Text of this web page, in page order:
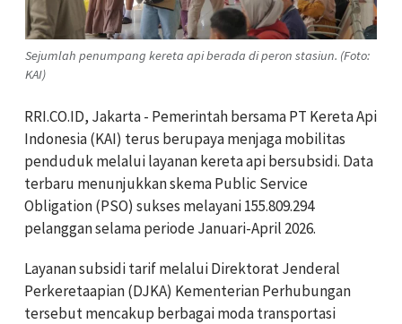
Sejumlah penumpang kereta api berada di peron stasiun. (Foto:
KAI)
RRI.CO.ID, Jakarta - Pemerintah bersama PT Kereta Api
Indonesia (KAI) terus berupaya menjaga mobilitas
penduduk melalui layanan kereta api bersubsidi. Data
terbaru menunjukkan skema Public Service
Obligation (PSO) sukses melayani 155.809.294
pelanggan selama periode Januari-April 2026.
Layanan subsidi tarif melalui Direktorat Jenderal
Perkeretaapian (DJKA) Kementerian Perhubungan
tersebut mencakup berbagai moda transportasi